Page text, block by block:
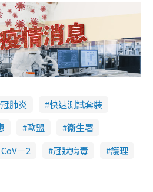
肺炎
快速測試套裝
歐盟
衞生署
－2 冠狀病毒 護理